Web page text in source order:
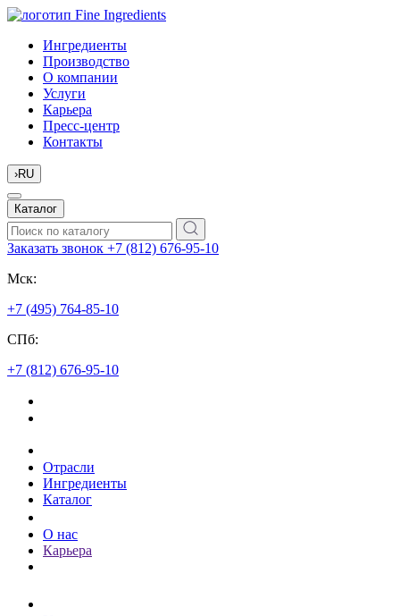
Ингредиенты
Производство
О компании
Услуги
Карьера
Пресс-центр
Контакты
›RU
Каталог
Заказать звонок +7 (812) 676-95-10
Мск:
+7 (495) 764-85-10
СПб:
+7 (812) 676-95-10
Отрасли
Ингредиенты
Каталог
О нас
Карьера